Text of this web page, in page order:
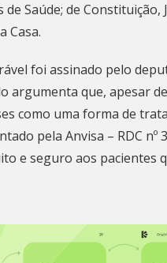
Saúde; de Constituição,
Casa.
foi assinado pelo
argumenta que, apesar
como uma forma de
pela Anvisa – RDC nº
e seguro aos pacientes